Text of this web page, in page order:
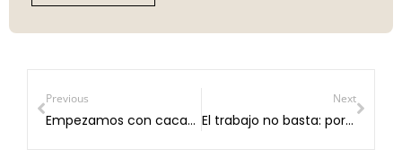
Previous
Empezamos con cacao, ahora falta café, miel y maíz
Next
El trabajo no basta: por qué necesitamos un nuevo pacto social